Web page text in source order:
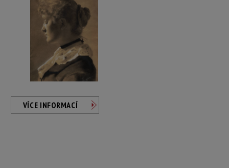
VÍCE INFORMACÍ